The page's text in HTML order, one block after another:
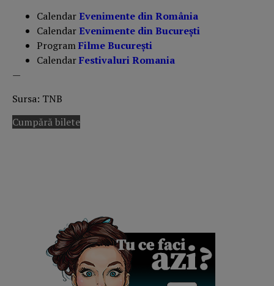
CalendarEvenimente din România
CalendarEvenimente din București
ProgramFilme București
CalendarFestivaluri Romania
—
Sursa: TNB
Cumpără bilete